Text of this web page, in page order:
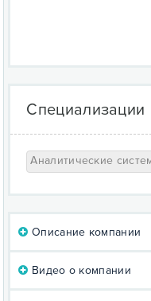
Специализации
Аналитические
Описание компании
Видео о компании